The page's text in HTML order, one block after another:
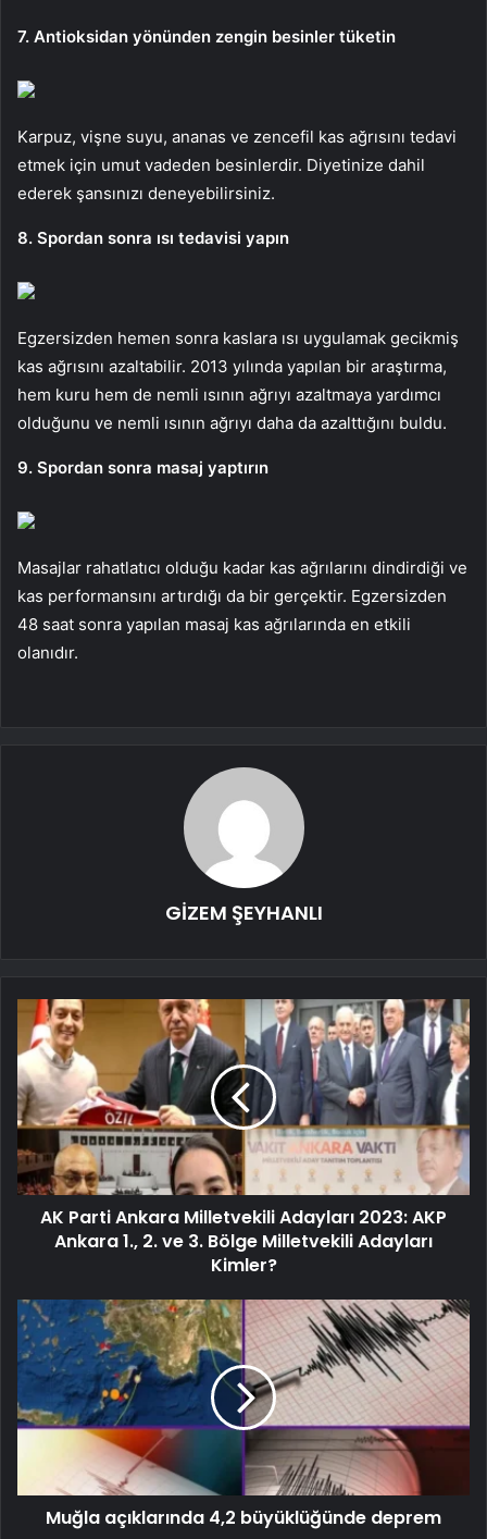
7. Antioksidan yönünden zengin besinler tüketin
Karpuz, vişne suyu, ananas ve zencefil kas ağrısını tedavi
etmek için umut vadeden besinlerdir. Diyetinize dahil
ederek şansınızı deneyebilirsiniz.
8. Spordan sonra ısı tedavisi yapın
Egzersizden hemen sonra kaslara ısı uygulamak gecikmiş
kas ağrısını azaltabilir. 2013 yılında yapılan bir araştırma,
hem kuru hem de nemli ısının ağrıyı azaltmaya yardımcı
olduğunu ve nemli ısının ağrıyı daha da azalttığını buldu.
9. Spordan sonra masaj yaptırın
Masajlar rahatlatıcı olduğu kadar kas ağrılarını dindirdiği ve
kas performansını artırdığı da bir gerçektir. Egzersizden
48 saat sonra yapılan masaj kas ağrılarında en etkili
olanıdır.
GİZEM ŞEYHANLI
AK Parti Ankara Milletvekili Adayları 2023: AKP
Ankara 1., 2. ve 3. Bölge Milletvekili Adayları
Kimler?
Muğla açıklarında 4,2 büyüklüğünde deprem